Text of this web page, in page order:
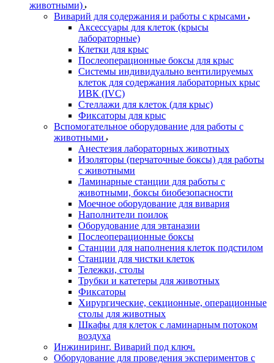
животными)
Виварий для содержания и работы с крысами
Аксессуары для клеток (крысы
лабораторные)
Клетки для крыс
Послеоперационные боксы для крыс
Системы индивидуально вентилируемых
клеток для содержания лабораторных крыс
ИВК (IVC)
Стеллажи для клеток (для крыс)
Фиксаторы для крыс
Вспомогательное оборудование для работы с
животными
Анестезия лабораторных животных
Изоляторы (перчаточные боксы) для работы
с животными
Ламинарные станции для работы с
животными, боксы биобезопасности
Моечное оборудование для вивария
Наполнители поилок
Оборудование для эвтаназии
Послеоперационные боксы
Станции для наполнения клеток подстилом
Станции для чистки клеток
Тележки, столы
Трубки и катетеры для животных
Фиксаторы
Хирургические, секционные, операционные
столы для животных
Шкафы для клеток с ламинарным потоком
воздуха
Инжиниринг. Виварий под ключ.
Оборудование для проведения экспериментов с